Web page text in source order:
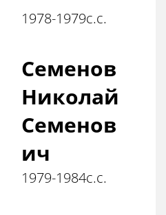
1978-1979с.с.
Семенов
Николай
Семенов
ич
1979-1984с.с.